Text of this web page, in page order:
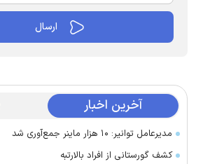
آخرین اخبار
مدیرعامل توانیر: ۱۰ هزار ماینر جمع‌آوری شد
کشف گورستانی از افراد بالارتبه